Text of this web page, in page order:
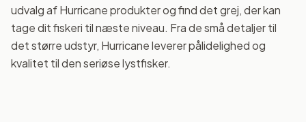
udvalg af Hurricane produkter og find det grej, der kan
tage dit fiskeri til næste niveau. Fra de små detaljer til
det større udstyr, Hurricane leverer pålidelighed og
kvalitet til den seriøse lystfisker.